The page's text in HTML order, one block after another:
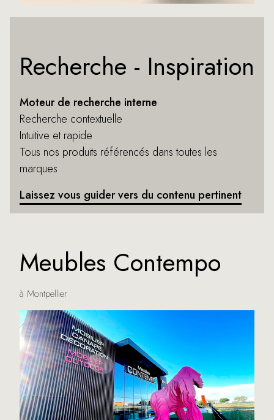
Recherche - Inspiration
Moteur de recherche interne
Recherche contextuelle
Intuitive et rapide
Tous nos produits référencés dans toutes les
marques
Laissez vous guider vers du contenu pertinent
Meubles Contempo
à Montpellier